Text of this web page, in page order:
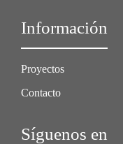
Información
Proyectos
Contacto
Síguenos en